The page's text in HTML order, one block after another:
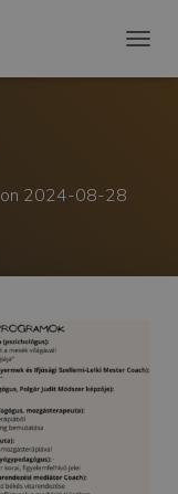
O
N
on 2024-08-28